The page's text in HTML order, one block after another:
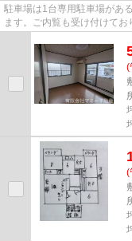
駐車場は1台専用駐車場があ
ます。ご内覧も受け付けて
(
(